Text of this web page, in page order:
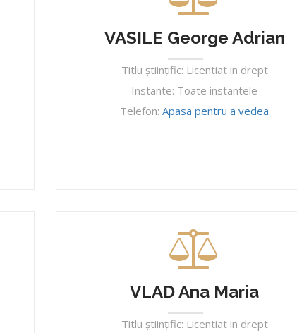
VASILE George Adrian
Titlu ştiinţific: Licentiat in drept
Instante: Toate instantele
Telefon:Apasa pentru a vedea
VLAD Ana Maria
Titlu ştiinţific: Licentiat in drept